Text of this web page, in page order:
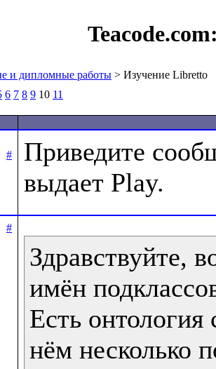
и дипломные работы > Изучение Libretto
6 7 8 9 10 11
#
Приведите
#
Здравствуйте,
имён
Есть
нём несколько